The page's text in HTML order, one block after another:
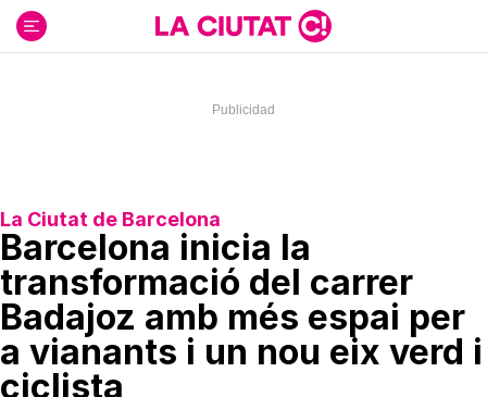
contenido
La Ciutat de Barcelona
Barcelona inicia la
transformació del carrer
Badajoz amb més espai per
a vianants i un nou eix verd i
ciclista